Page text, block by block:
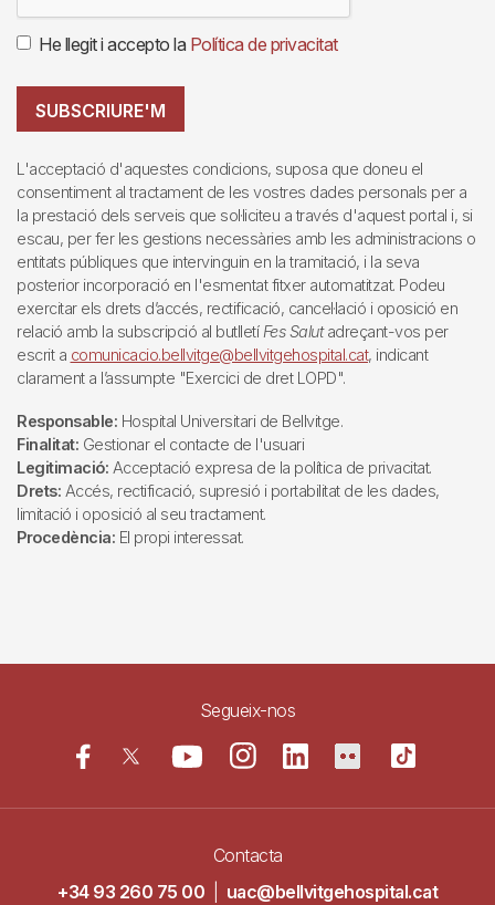
He llegit i accepto la Política de privacitat
SUBSCRIURE'M
L'acceptació d'aquestes condicions, suposa que doneu el
consentiment al tractament de les vostres dades personals per a
la prestació dels serveis que sol·liciteu a través d'aquest portal i, si
escau, per fer les gestions necessàries amb les administracions o
entitats públiques que intervinguin en la tramitació, i la seva
posterior incorporació en l'esmentat fitxer automatitzat. Podeu
exercitar els drets d’accés, rectificació, cancel·lació i oposició en
relació amb la subscripció al butlletí Fes Salutadreçant-vos per
escrit a comunicacio.bellvitge@bellvitgehospital.cat, indicant
clarament a l’assumpte "Exercici de dret LOPD".
Responsable: Hospital Universitari de Bellvitge.
Finalitat: Gestionar el contacte de l'usuari
Legitimació: Acceptació expresa de la política de privacitat.
Drets: Accés, rectificació, supresió i portabilitat de les dades,
limitació i oposició al seu tractament.
Procedència: El propi interessat.
Segueix-nos
Contacta
+34 93 260 75 00
uac@bellvitgehospital.cat